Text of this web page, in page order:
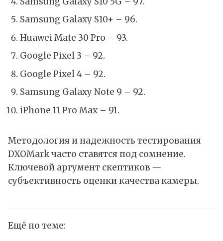
Samsung Galaxy S10+ – 96.
Huawei Mate 30 Pro – 93.
Google Pixel 3 – 92.
Google Pixel 4 – 92.
Samsung Galaxy Note 9 – 92.
iPhone 11 Pro Max – 91.
Методология и надежность тестирования
DXOMark часто ставятся под сомнение.
Ключевой аргумент скептиков —
субъективность оценки качества камеры.
Ещё по теме: